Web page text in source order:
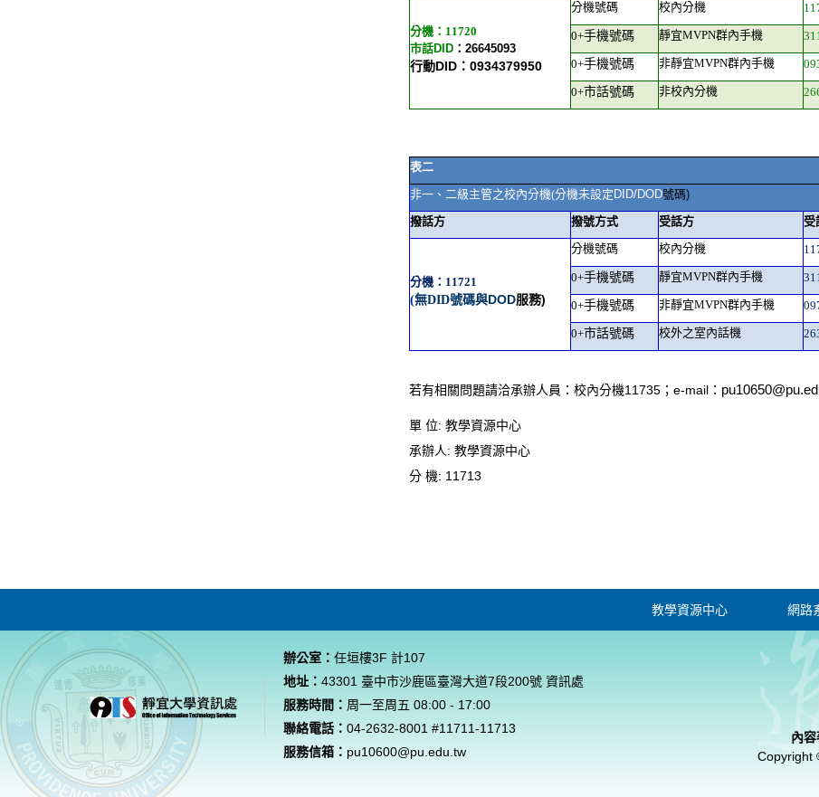
分機：11720
市話DID ：26645093
行動DID：0934379950
分機號碼 校內分機
0+手機號碼 靜宜MVPN群內手機
0+手機號碼 非靜宜MVPN群內手機
0+市話號碼 非校內分機
表二
非一、二級主管之校內分機(分機未設定DID/DOD號碼)
撥話方
撥號方式 受話方 受
分機：11721
(無DID號碼與DOD服務)
分機號碼 校內分機
0+手機號碼 靜宜MVPN群內手機
0+手機號碼 非靜宜MVPN群內手機
0+市話號碼 校外之室內話機
若有相關問題請洽承辦人員：校內分機11735；e-mail：
單 位: 教學資源中心
承辦人: 教學資源中心
分 機: 11713
教學資源中心 網路
辦公室： 任垣樓3F 計107
地址： 43301 臺中市沙鹿區臺灣大道7段200號 資訊處
服務時間： 周一至周五 08:00 - 17:00
聯絡電話： 04-2632-8001 #11711-11713
服務信箱： pu10600@pu.edu.tw
內
Copyright